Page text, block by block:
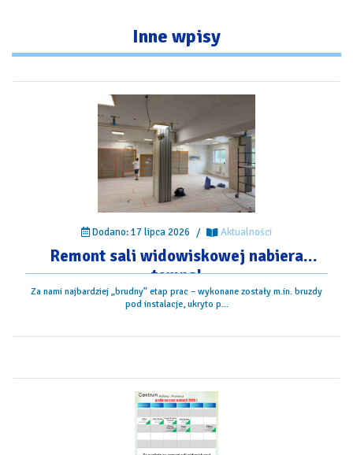
Inne wpisy
Dodano: 17 lipca 2026 / Aktualności
Remont sali widowiskowej nabiera
tempa!
Za nami najbardziej „brudny” etap prac – wykonane zostały m.in. bruzdy
pod instalacje, ukryto p...